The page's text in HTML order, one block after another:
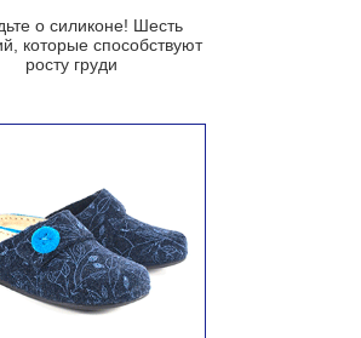
чесночный суп с
картофельный суп
пастернака
морковный суп во время
холодов
о силиконе! Шесть
которые способствуют
росту груди